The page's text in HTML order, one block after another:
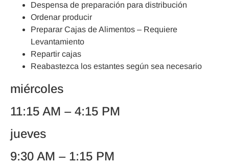
Despensa de preparación para distribución
Ordenar producir
Preparar Cajas de Alimentos – Requiere
Levantamiento
Repartir cajas
Reabastezca los estantes según sea necesario
miércoles
11:15 AM – 4:15 PM
jueves
9:30 AM – 1:15 PM